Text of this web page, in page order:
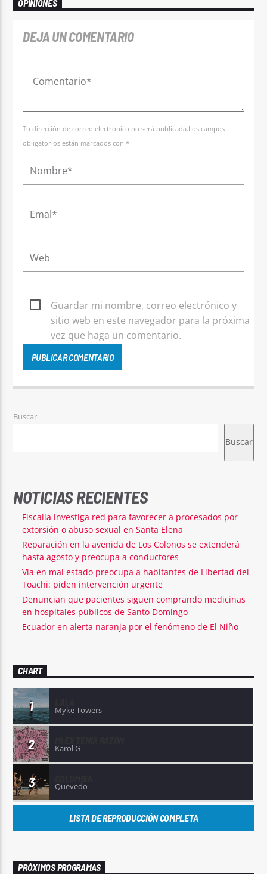
OPINIONES
DEJA UN COMENTARIO
Tu dirección de correo electrónico no será publicada.Los campos
obligatorios están marcados con *
Guardar mi nombre, correo electrónico y
sitio web en este navegador para la próxima
vez que haga un comentario.
Buscar
Buscar
NOTICIAS RECIENTES
Fiscalía investiga red para favorecer a procesados por
extorsión o abuso sexual en Santa Elena
Reparación en la avenida de Los Colonos se extenderá
hasta agosto y preocupa a conductores
Vía en mal estado preocupa a habitantes de Libertad del
Toachi: piden intervención urgente
Denuncian que pacientes siguen comprando medicinas
en hospitales públicos de Santo Domingo
Ecuador en alerta naranja por el fenómeno de El Niño
CHART
1 Myke Towers
2 Karol G
3 Quevedo
LISTA DE REPRODUCCIÓN COMPLETA
PRÓXIMOS PROGRAMAS